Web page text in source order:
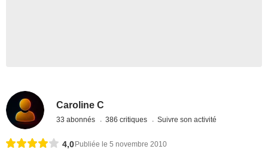
Caroline C
33 abonnés 386 critiques Suivre son activité
4,0 Publiée le 5 novembre 2010